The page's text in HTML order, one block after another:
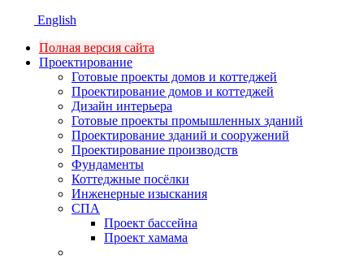
English
Полная версия сайта
Проектирование
Готовые проекты домов и коттеджей
Проектирование домов и коттеджей
Дизайн интерьера
Готовые проекты промышленных зданий
Проектирование зданий и сооружений
Проектирование производств
Фундаменты
Коттеджные посёлки
Инженерные изыскания
СПА
Проект бассейна
Проект хамама